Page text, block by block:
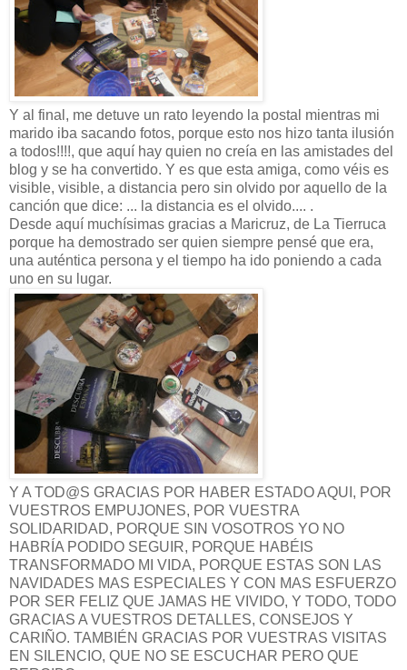
Y al final, me detuve un rato leyendo la postal mientras mi
marido iba sacando fotos, porque esto nos hizo tanta ilusión
a todos!!!!, que aquí hay quien no creía en las amistades del
blog y se ha convertido. Y es que esta amiga, como véis es
visible, visible, a distancia pero sin olvido por aquello de la
canción que dice: ... la distancia es el olvido.... .
Desde aquí muchísimas gracias a Maricruz, de La Tierruca
porque ha demostrado ser quien siempre pensé que era,
una auténtica persona y el tiempo ha ido poniendo a cada
uno en su lugar.
Y A TOD@S GRACIAS POR HABER ESTADO AQUI, POR
VUESTROS EMPUJONES, POR VUESTRA
SOLIDARIDAD, PORQUE SIN VOSOTROS YO NO
HABRÍA PODIDO SEGUIR, PORQUE HABÉIS
TRANSFORMADO MI VIDA, PORQUE ESTAS SON LAS
NAVIDADES MAS ESPECIALES Y CON MAS ESFUERZO
POR SER FELIZ QUE JAMAS HE VIVIDO, Y TODO, TODO
GRACIAS A VUESTROS DETALLES, CONSEJOS Y
CARIÑO. TAMBIÉN GRACIAS POR VUESTRAS VISITAS
EN SILENCIO, QUE NO SE ESCUCHAR PERO QUE